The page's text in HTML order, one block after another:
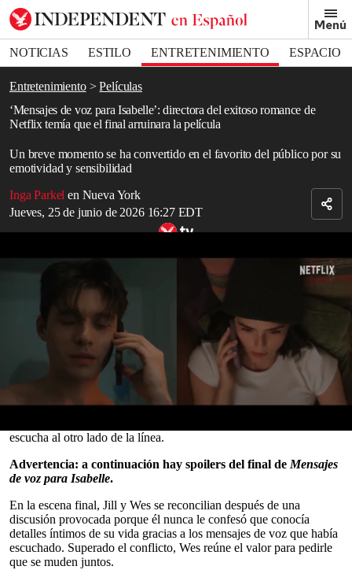
Menú
NOTICIAS ESTILO ENTRETENIMIENTO
ESPACIO
DEPORTES
Entretenimiento
Películas
‘Mensajes de voz para Isabelle’: directora del exitoso romance de
Netflix temía que el final arruinara la película
Un breve momento se ha convertido en el favorito del público por su
emotividad y sensibilidad
Inga Parkel en Nueva York
Jueves, 25 de junio de 2026 16:27 EDT
Bookmark popover
Removed from bookmarks
Close popover
seconds
Read in English
Leah McKendrick confesó que temía que el emotivo desenlace de
Mensajes de voz para Isabelle
nueva comediaromántica de
Netflix, pudiera resultar “inquietante” para algunos espectadores.
Estrenada la semana pasada, la película está protagonizada por
Zoey Deutch como Jill, una aspirante a pastelera que sigue dejando
mensajes de voz a su hermana fallecida, Isabelle (Ciara Bravo), sin
saber que el número ahora pertenece a Wes (Nick Robinson), un
escucha al otro lado de la línea.
Advertencia: a continuación hay spoilers del final de Mensajes
de voz para Isabelle.
En la escena final, Jill y Wes se reconcilian después de una
discusión provocada porque él nunca le confesó que conocía
detalles íntimos de su vida gracias a los mensajes de voz que había
escuchado. Superado el conflicto, Wes reúne el valor para pedirle
que se muden juntos.